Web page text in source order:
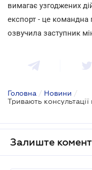
вимагає узгоджених
експорт - це командна
озвучила заступник
Головна / Новини /
Залиште